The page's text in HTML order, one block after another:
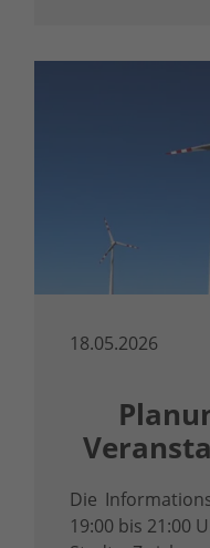
18.05.2026
Die
19:00 bis 21:00